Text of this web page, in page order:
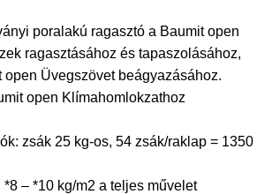
poralakú ragasztó a Baumit open
ragasztásához és tapaszolásához,
open Üvegszövet beágyazásához.
open Klímahomlokzathoz
zsák 25 kg-os, 54 zsák/raklap = 1350
– *10 kg/m2 a teljes művelet